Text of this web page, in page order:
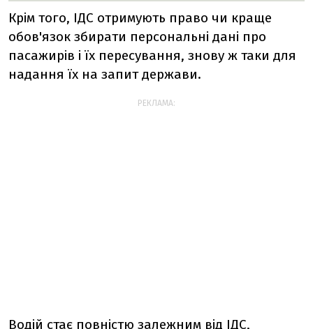
Крім того, ІДС отримують право чи краще
обов'язок збирати персональні дані про
пасажирів і їх пересування, знову ж таки для
надання їх на запит держави.
РЕКЛАМА:
Водій стає повністю залежним від ІДС,